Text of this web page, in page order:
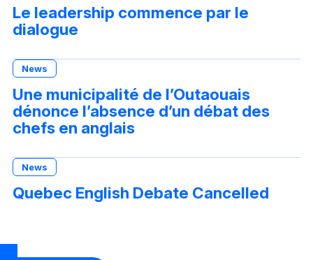
Le leadership commence par le
dialogue
News
Une municipalité de l’Outaouais
dénonce l’absence d’un débat des
chefs en anglais
News
Quebec English Debate Cancelled